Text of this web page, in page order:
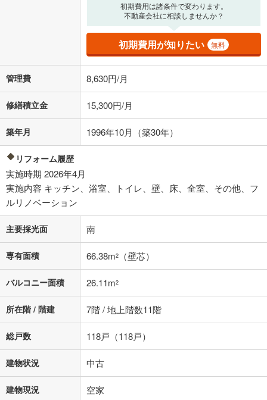
上、ご自身での入力をお願いいたします。初期設定で自動入力されてい
る値は、実際の金融機関等における貸出金利とは何ら関係がなく、実際
の金融機関等における貸出金利を何ら保証するものではありません。返
済方法「元利均等返済」にて算出しております。入力された金利を35年
適用した場合の計算結果を表示しています。
その他月額費用や、初期費用がかかります。ご注意ください。実際にお
借り入れの際は各金融機関等に、必ずご自身でご確認をお願いいたしま
す。
条件によってお借り入れができないことがあります。
不動産会社に購入相談をする
初期費用は諸条件で変わります。
不動産会社に相談しませんか？
初期費用が知りたい 無料
管理費 8,630円/月
修繕積立金 15,300円/月
築年月 1996年10月（築30年）
リフォーム履歴
実施時期 2026年4月
実施内容 キッチン、浴室、トイレ、壁、床、全室、その他、フ
ルリノベーション
主要採光面 南
専有面積 66.38m2 （壁芯）
バルコニー面積 26.11m2
所在階 / 階建 7階 / 地上階数11階
総戸数 118戸（118戸）
建物状況 中古
建物現況 空家